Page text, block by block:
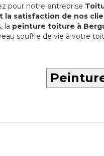
pour notre entreprise
la satisfaction de nos
la peinture toiture à
souffle de vie à votre